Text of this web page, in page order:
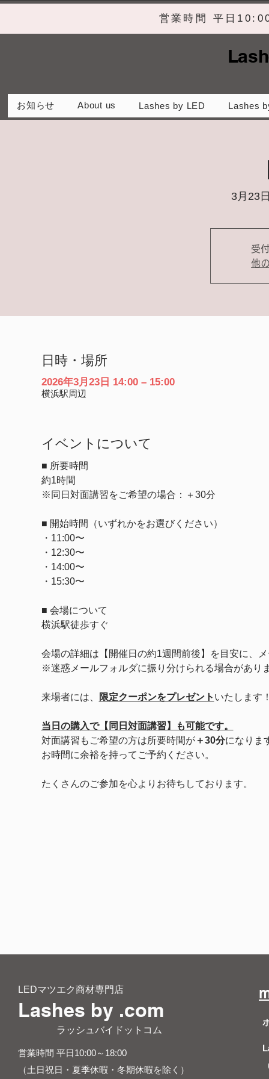
営業時間 平日
お知らせ About us Lashes by LED Lashes
3月23
受
他
日時・場所
2026年3月23日 14:00 – 15:00
横浜駅周辺
イベントについて
■ 所要時間
約1時間
※同日対面講習をご希望の場合：＋30分
■ 開始時間（いずれかをお選びください）
・11:00〜
・12:30〜
・14:00〜
・15:30〜
■ 会場について
横浜駅徒歩すぐ
会場の詳細は【開催日の約1週間前後】を目安に、
※迷惑メールフォルダに振り分けられる場合があり
来場者には、 限定クーポンをプレゼント いたします
当日の購入で【同日対面講習】も可能です。
対面講習もご希望の方は所要時間が＋30分になりま
お時間に余裕を持ってご予約ください。
たくさんのご参加を心よりお待ちしております。
LEDマツエク商材専門店
Lashes by .com
​ ラッシュバイドットコム
営業時間 平日10:00～18:00
（土日祝日・夏季休暇・冬期休暇を除く）